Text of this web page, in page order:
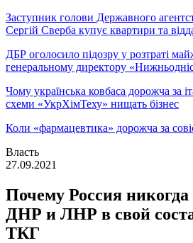
Заступник голови Державного
Сергій Сверба купує квартири та
ДБР оголосило підозру у розтраті
генеральному директору
Чому українська ковбаса дорожча за
схеми «УкрХімТеху» нищать бізнес
Коли «фармацевтика» дорожча за
Власть
27.09.2021
Почему Россия
ДНР и ЛНР в свой
ТКГ